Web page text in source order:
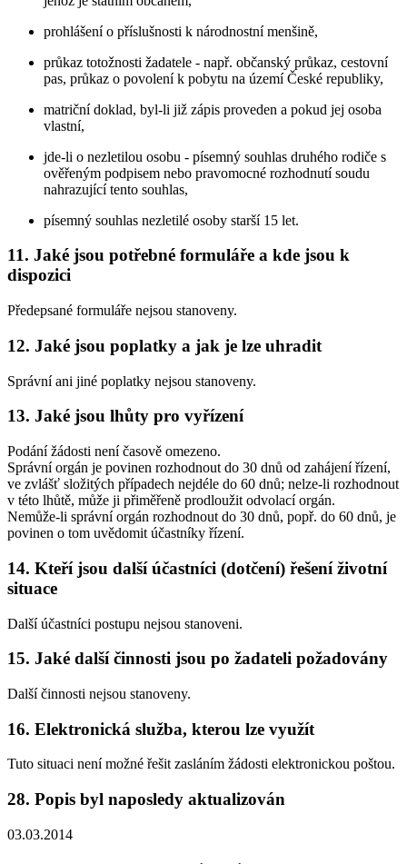
prohlášení o příslušnosti k národnostní menšině,
průkaz totožnosti žadatele - např. občanský průkaz, cestovní
pas, průkaz o povolení k pobytu na území České republiky,
matriční doklad, byl-li již zápis proveden a pokud jej osoba
vlastní,
jde-li o nezletilou osobu - písemný souhlas druhého rodiče s
ověřeným podpisem nebo pravomocné rozhodnutí soudu
nahrazující tento souhlas,
písemný souhlas nezletilé osoby starší 15 let.
11. Jaké jsou potřebné formuláře a kde jsou k
dispozici
Předepsané formuláře nejsou stanoveny.
12. Jaké jsou poplatky a jak je lze uhradit
Správní ani jiné poplatky nejsou stanoveny.
13. Jaké jsou lhůty pro vyřízení
Podání žádosti není časově omezeno.
Správní orgán je povinen rozhodnout do 30 dnů od zahájení řízení,
ve zvlášť složitých případech nejdéle do 60 dnů; nelze-li rozhodnout
v této lhůtě, může ji přiměřeně prodloužit odvolací orgán.
Nemůže-li správní orgán rozhodnout do 30 dnů, popř. do 60 dnů, je
povinen o tom uvědomit účastníky řízení.
14. Kteří jsou další účastníci (dotčení) řešení životní
situace
Další účastníci postupu nejsou stanoveni.
15. Jaké další činnosti jsou po žadateli požadovány
Další činnosti nejsou stanoveny.
16. Elektronická služba, kterou lze využít
Tuto situaci není možné řešit zasláním žádosti elektronickou poštou.
28. Popis byl naposledy aktualizován
03.03.2014